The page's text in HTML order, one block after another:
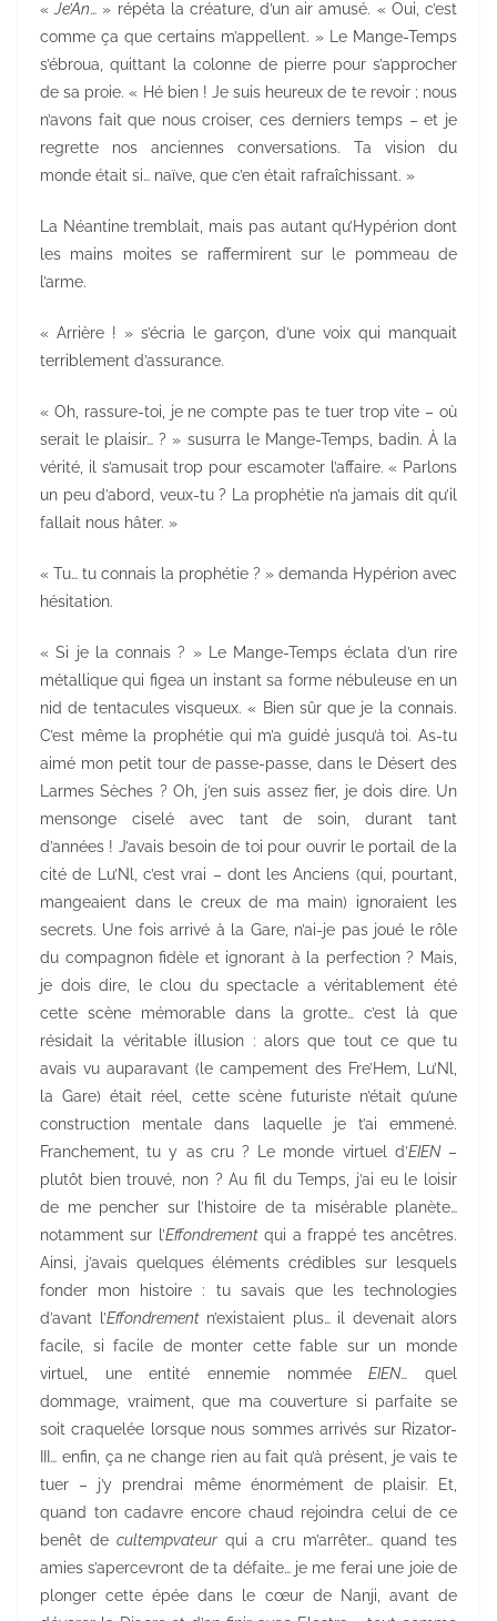
« Je’An… » répéta la créature, d’un air amusé. « Oui, c’est
comme ça que certains m’appellent. » Le Mange-Temps
s’ébroua, quittant la colonne de pierre pour s’approcher
de sa proie. « Hé bien ! Je suis heureux de te revoir ; nous
n’avons fait que nous croiser, ces derniers temps – et je
regrette nos anciennes conversations. Ta vision du
monde était si… naïve, que c’en était rafraîchissant. »
La Néantine tremblait, mais pas autant qu’Hypérion dont
les mains moites se raffermirent sur le pommeau de
l’arme.
« Arrière ! » s’écria le garçon, d’une voix qui manquait
terriblement d’assurance.
« Oh, rassure-toi, je ne compte pas te tuer trop vite – où
serait le plaisir… ? » susurra le Mange-Temps, badin. À la
vérité, il s’amusait trop pour escamoter l’affaire. « Parlons
un peu d’abord, veux-tu ? La prophétie n’a jamais dit qu’il
fallait nous hâter. »
« Tu… tu connais la prophétie ? » demanda Hypérion avec
hésitation.
« Si je la connais ? » Le Mange-Temps éclata d’un rire
métallique qui figea un instant sa forme nébuleuse en un
nid de tentacules visqueux. « Bien sûr que je la connais.
C’est même la prophétie qui m’a guidé jusqu’à toi. As-tu
aimé mon petit tour de passe-passe, dans le Désert des
Larmes Sèches ? Oh, j’en suis assez fier, je dois dire. Un
mensonge ciselé avec tant de soin, durant tant
d’années ! J’avais besoin de toi pour ouvrir le portail de la
cité de Lu’Nl, c’est vrai – dont les Anciens (qui, pourtant,
mangeaient dans le creux de ma main) ignoraient les
secrets. Une fois arrivé à la Gare, n’ai-je pas joué le rôle
du compagnon fidèle et ignorant à la perfection ? Mais,
je dois dire, le clou du spectacle a véritablement été
cette scène mémorable dans la grotte… c’est là que
résidait la véritable illusion : alors que tout ce que tu
avais vu auparavant (le campement des Fre’Hem, Lu’Nl,
la Gare) était réel, cette scène futuriste n’était qu’une
construction mentale dans laquelle je t’ai emmené.
Franchement, tu y as cru ? Le monde virtuel d’EIEN–
plutôt bien trouvé, non ? Au fil du Temps, j’ai eu le loisir
de me pencher sur l’histoire de ta misérable planète…
notamment sur l’Effondrementqui a frappé tes ancêtres.
Ainsi, j’avais quelques éléments crédibles sur lesquels
fonder mon histoire : tu savais que les technologies
d’avant l’Effondrementn’existaient plus… il devenait alors
facile, si facile de monter cette fable sur un monde
virtuel, une entité ennemie nomméeEIEN… quel
dommage, vraiment, que ma couverture si parfaite se
soit craquelée lorsque nous sommes arrivés sur Rizator-
III… enfin, ça ne change rien au fait qu’à présent, je vais te
tuer – j’y prendrai même énormément de plaisir. Et,
quand ton cadavre encore chaud rejoindra celui de ce
benêt de cultempvateur qui a cru m’arrêter… quand tes
amies s’apercevront de ta défaite… je me ferai une joie de
plonger cette épée dans le cœur de Nanji, avant de